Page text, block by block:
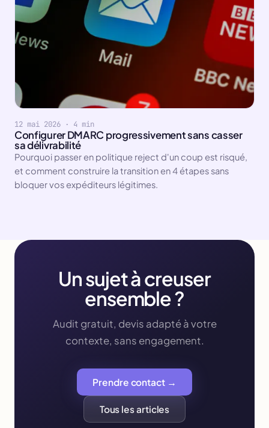
12 mai 2026 · 4 min
Configurer DMARC progressivement sans casser
sa délivrabilité
Pourquoi passer en politique reject d'un coup est risqué,
et comment construire la transition en 4 étapes sans
bloquer vos expéditeurs légitimes.
Un sujet à creuser
ensemble ?
Audit gratuit, devis adapté à votre
contexte, sans engagement.
Prendre contact →
Tous les articles